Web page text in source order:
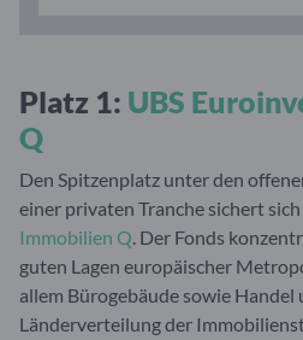
Platz 1: UBS
Q
Den Spitzenplatz unter den
einer privaten Tranche sichert
Immobilien Q. Der Fonds
guten Lagen europäischer
allem Bürogebäude sowie
Länderverteilung der